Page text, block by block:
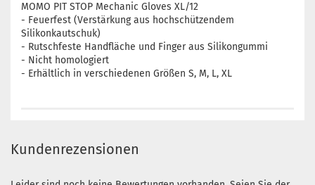
MOMO PIT STOP Mechanic Gloves XL/12
- Feuerfest (Verstärkung aus hochschützendem
Silikonkautschuk)
- Rutschfeste Handfläche und Finger aus Silikongummi
- Nicht homologiert
- Erhältlich in verschiedenen Größen S, M, L, XL
Kundenrezensionen